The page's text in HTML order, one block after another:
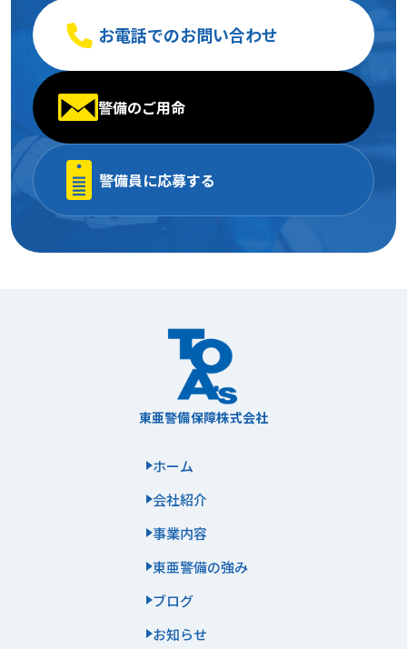
お電話でのお問い合わせ
警備のご用命
警備員に応募する
東亜警備保障株式会社
ホーム
会社紹介
事業内容
東亜警備の強み
ブログ
お知らせ